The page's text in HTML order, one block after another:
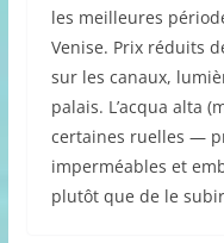
les meilleures
Venise. Prix réduits
sur les canaux,
palais. L’acqua alta
certaines ruelles —
imperméables et
plutôt que de le